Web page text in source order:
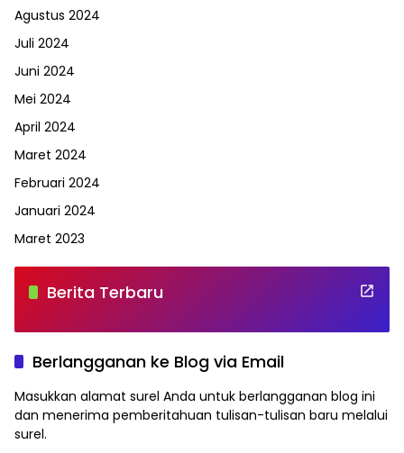
Agustus 2024
Juli 2024
Juni 2024
Mei 2024
April 2024
Maret 2024
Februari 2024
Januari 2024
Maret 2023
Berita Terbaru
Berlangganan ke Blog via Email
Masukkan alamat surel Anda untuk berlangganan blog ini
dan menerima pemberitahuan tulisan-tulisan baru melalui
surel.